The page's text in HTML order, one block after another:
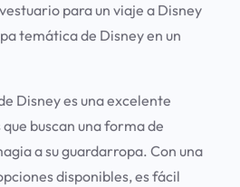
para un viaje a Disney
temática de Disney en un
Disney es una excelente
buscan una forma de
a su guardarropa. Con una
disponibles, es fácil